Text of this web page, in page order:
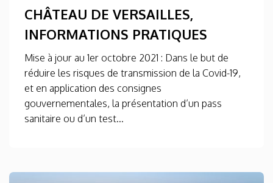
CHÂTEAU DE VERSAILLES,
INFORMATIONS PRATIQUES
Mise à jour au 1er octobre 2021 : Dans le but de
réduire les risques de transmission de la Covid-19,
et en application des consignes
gouvernementales, la présentation d’un pass
sanitaire ou d’un test...